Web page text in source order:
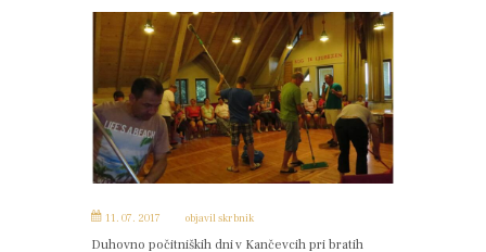
11. 07. 2017 objavilskrbnik
Duhovno počitniških dni v Kančevcih pri bratih